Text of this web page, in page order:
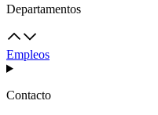
Departamentos
Empleos
Contacto